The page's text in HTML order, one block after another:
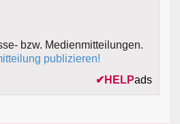
bzw. Medienmitteilungen.
publizieren!
✔ HELPads